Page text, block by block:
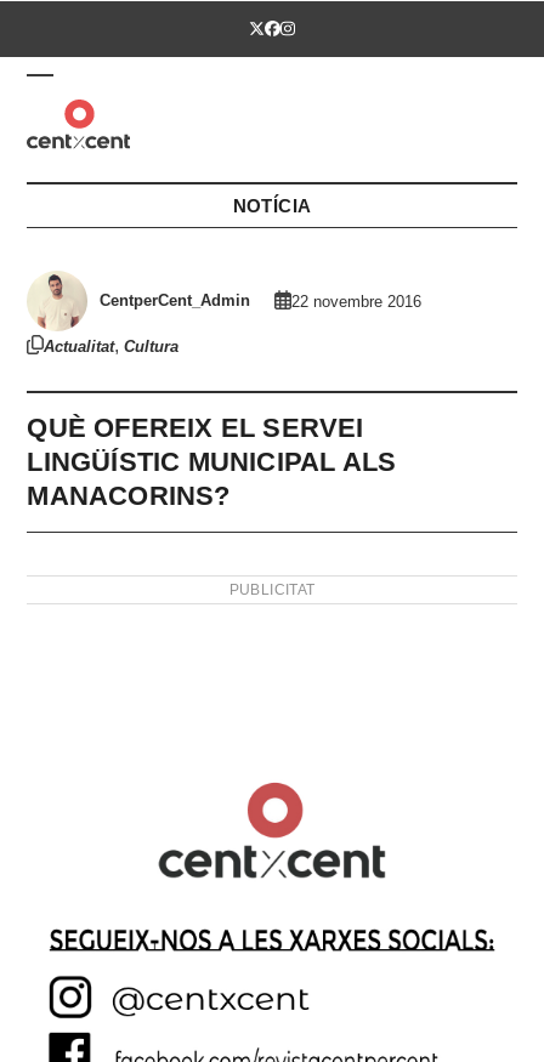
Twitter
Facebook
Instagram
Open
mobile
menu
Close
mobile
menu
NOTÍCIA
CentperCent_Admin 22 novembre 2016
Actualitat,Cultura
QUÈ OFEREIX EL SERVEI
LINGÜÍSTIC MUNICIPAL ALS
MANACORINS?
PUBLICITAT